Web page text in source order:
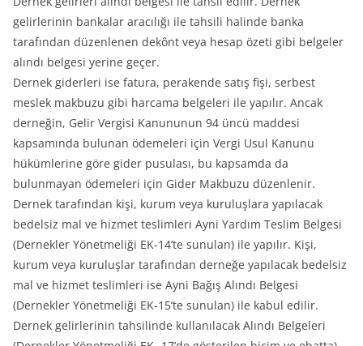
gelirlerinin bankalar aracılığı ile tahsili halinde banka
tarafından düzenlenen dekônt veya hesap özeti gibi belgeler
alındı belgesi yerine geçer.
Dernek giderleri ise fatura, perakende satış fişi, serbest
meslek makbuzu gibi harcama belgeleri ile yapılır. Ancak
derneğin, Gelir Vergisi Kanununun 94 üncü maddesi
kapsamında bulunan ödemeleri için Vergi Usul Kanunu
hükümlerine göre gider pusulası, bu kapsamda da
bulunmayan ödemeleri için Gider Makbuzu düzenlenir.
Dernek tarafından kişi, kurum veya kuruluşlara yapılacak
bedelsiz mal ve hizmet teslimleri Ayni Yardım Teslim Belgesi
(Dernekler Yönetmeliği EK-14’te sunulan) ile yapılır. Kişi,
kurum veya kuruluşlar tarafından derneğe yapılacak bedelsiz
mal ve hizmet teslimleri ise Ayni Bağış Alındı Belgesi
(Dernekler Yönetmeliği EK-15’te sunulan) ile kabul edilir.
Dernek gelirlerinin tahsilinde kullanılacak Alındı Belgeleri